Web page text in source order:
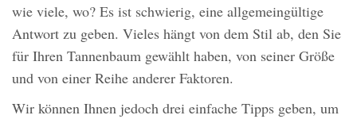
wie viele, wo? Es ist schwierig, eine allgemeingültige
Antwort zu geben. Vieles hängt von dem Stil ab, den Sie
für Ihren Tannenbaum gewählt haben, von seiner Größe
und von einer Reihe anderer Faktoren.
Wir können Ihnen jedoch drei einfache Tipps geben, um